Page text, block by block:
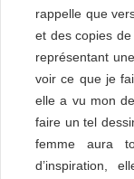
rappelle que
et des copies de
représentant
voir ce que je
elle a vu mon
faire un tel
femme aura
d’inspiration,